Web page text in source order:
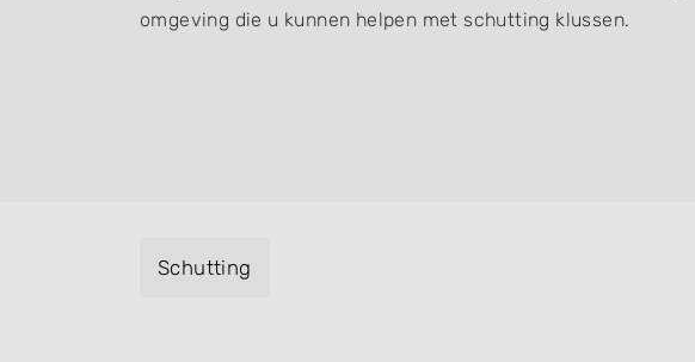
omgeving die u kunnen helpen met schutting klussen.
Schutting